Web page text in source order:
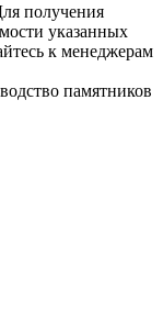
получения
указанных
к менеджерам
памятников